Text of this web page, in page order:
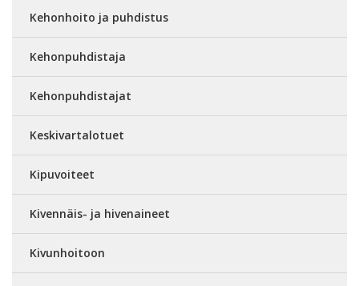
Kehonhoito ja puhdistus
Kehonpuhdistaja
Kehonpuhdistajat
Keskivartalotuet
Kipuvoiteet
Kivennäis- ja hivenaineet
Kivunhoitoon